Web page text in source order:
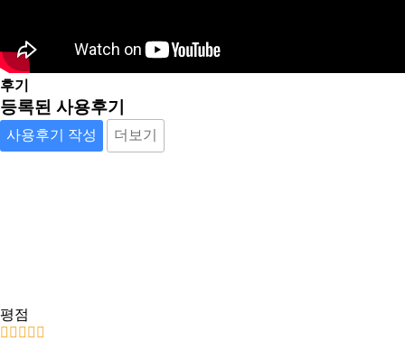
후기
등록된 사용후기
사용후기 작성 더보기
평점